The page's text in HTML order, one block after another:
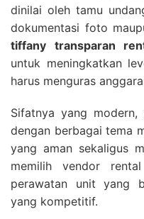
dinilai oleh tamu
dokumentasi foto
tiffany transparan
untuk meningkatkan
harus menguras
Sifatnya yang modern,
dengan berbagai tema
yang aman sekaligus
memilih vendor
perawatan unit yang
yang kompetitif.